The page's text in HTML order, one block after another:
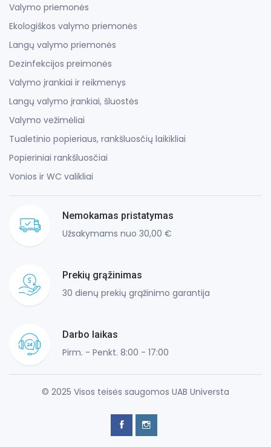
Valymo priemonės
Ekologiškos valymo priemonės
Langų valymo priemonės
Dezinfekcijos preimonės
Valymo įrankiai ir reikmenys
Langų valymo įrankiai, šluostės
Valymo vežimėliai
Tualetinio popieriaus, rankšluosčių laikikliai
Popieriniai rankšluosčiai
Vonios ir WC valikliai
Nemokamas pristatymas
Užsakymams nuo 30,00 €
Prekių grąžinimas
30 dienų prekių grąžinimo garantija
Darbo laikas
Pirm. - Penkt. 8:00 - 17:00
© 2025 Visos teisės saugomos UAB Universta